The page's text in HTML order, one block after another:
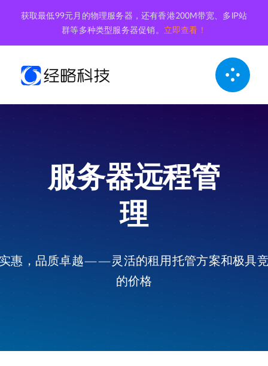
内
获取最低99元月的物理服务器，还有香港200M带宽、多IP站
群等多种类型服务器促销。 立即查看！
服务器远程管
理
惠，品质卓越——灵活的租用托管方案和极具
的价格